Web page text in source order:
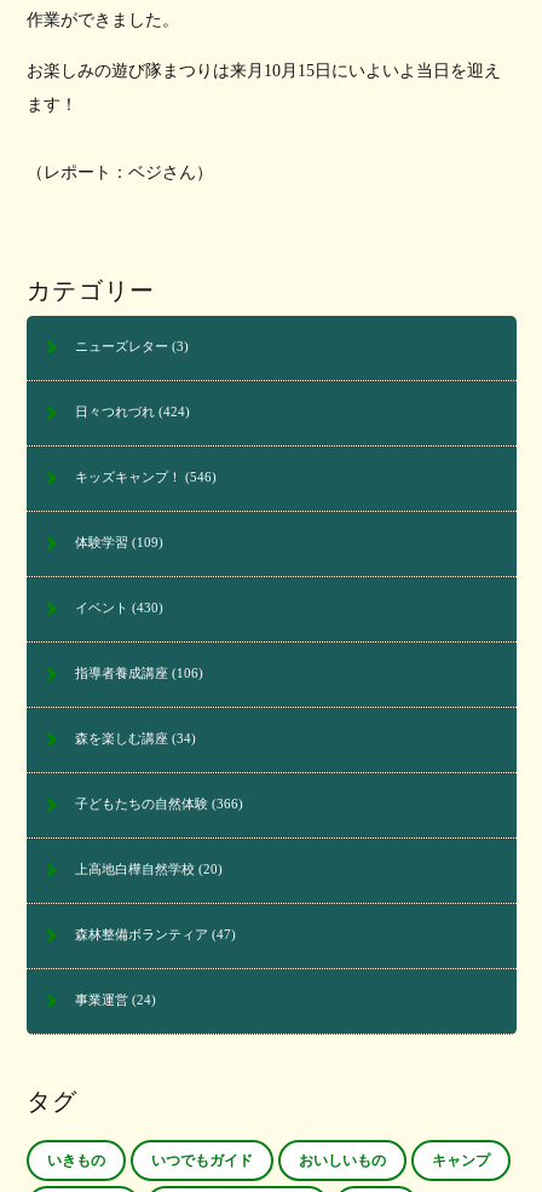
作業ができました。
お楽しみの遊び隊まつりは来月10月15日にいよいよ当日を迎え
ます！
（レポート：ベジさん）
カテゴリー
ニューズレター (3)
日々つれづれ(424)
キッズキャンプ！ (546)
体験学習 (109)
イベント (430)
指導者養成講座(106)
森を楽しむ講座(34)
子どもたちの自然体験(366)
上高地白樺自然学校(20)
森林整備ボランティア (47)
事業運営(24)
タグ
いきもの いつでもガイド おいしいもの キャンプ